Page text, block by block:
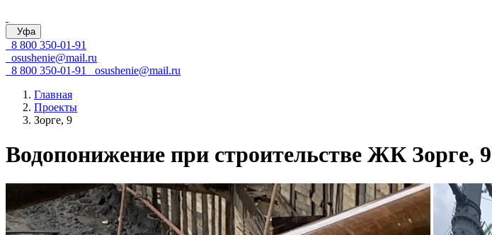
Уфа
8 800 350-01-91
osushenie@mail.ru
8 800 350-01-91
osushenie@mail.ru
Главная
Проекты
Зорге, 9
Водопонижение при строительстве ЖК Зорге, 9